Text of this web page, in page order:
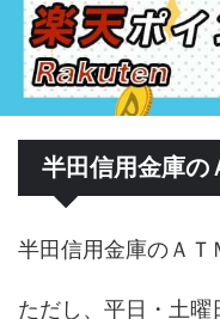
半田信用金庫の
半田信用金庫のＡＴ
ただし、平日・土